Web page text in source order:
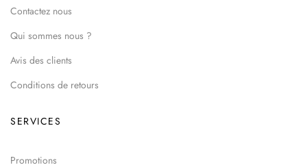
Contactez nous
Qui sommes nous ?
Avis des clients
Conditions de retours
SERVICES
Promotions